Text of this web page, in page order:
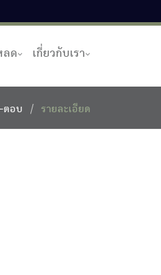
ลด เกี่ยวกับเรา
ตอบ รายละเอียด